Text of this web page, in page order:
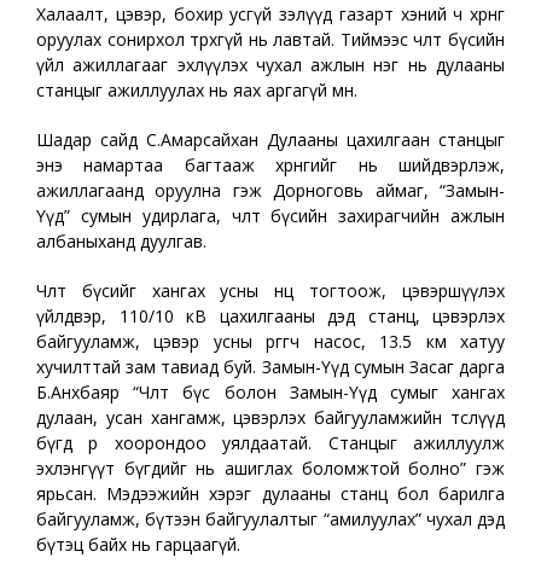
Халаалт, цэвэр, бохир усгүй зэлүүд газарт хэний ч хөрөнгө
оруулах сонирхол төрөхгүй нь лавтай. Тиймээс чөлөөт бүсийн
үйл ажиллагааг эхлүүлэх чухал ажлын нэг нь дулааны
станцыг ажиллуулах нь яах аргагүй мөн.
Шадар сайд С.Амарсайхан Дулааны цахилгаан станцыг
энэ намартаа багтааж хөрөнгийг нь шийдвэрлэж,
ажиллагаанд оруулна гэж Дорноговь аймаг, “Замын-
Үүд” сумын удирлага, чөлөөт бүсийн захирагчийн ажлын
албаныханд дуулгав.
Чөлөөт бүсийг хангах усны нөөц тогтоож, цэвэршүүлэх
үйлдвэр, 110/10 кВ цахилгааны дэд станц, цэвэрлэх
байгууламж, цэвэр усны өргөгч насос, 13.5 км хатуу
хучилттай зам тавиад буй. Замын-Үүд сумын Засаг дарга
Б.Анхбаяр “Чөлөөт бүс болон Замын-Үүд сумыг хангах
дулаан, усан хангамж, цэвэрлэх байгууламжийн төслүүд
бүгд өөр хоорондоо уялдаатай. Станцыг ажиллуулж
эхлэнгүүт бүгдийг нь ашиглах боломжтой болно” гэж
ярьсан. Мэдээжийн хэрэг дулааны станц бол барилга
байгууламж, бүтээн байгуулалтыг “амилуулах” чухал дэд
бүтэц байх нь гарцаагүй.